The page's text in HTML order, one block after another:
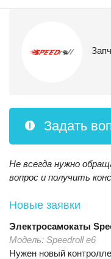
Задать
Не всегда нужно
вопрос и получить
Новые заявки
Электросамокаты
Модель: Speedroll e6
Нужен новый